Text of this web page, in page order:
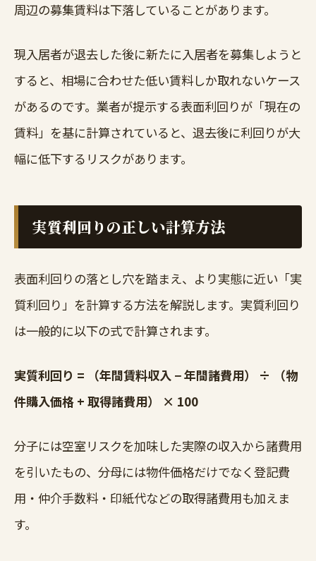
周辺の募集賃料は下落していることがあります。
現入居者が退去した後に新たに入居者を募集しようと
すると、相場に合わせた低い賃料しか取れないケース
があるのです。業者が提示する表面利回りが「現在の
賃料」を基に計算されていると、退去後に利回りが大
幅に低下するリスクがあります。
実質利回りの正しい計算方法
表面利回りの落とし穴を踏まえ、より実態に近い「実
質利回り」を計算する方法を解説します。実質利回り
は一般的に以下の式で計算されます。
実質利回り = （年間賃料収入 − 年間諸費用） ÷ （物
件購入価格 + 取得諸費用） × 100
分子には空室リスクを加味した実際の収入から諸費用
を引いたもの、分母には物件価格だけでなく登記費
用・仲介手数料・印紙代などの取得諸費用も加えま
す。